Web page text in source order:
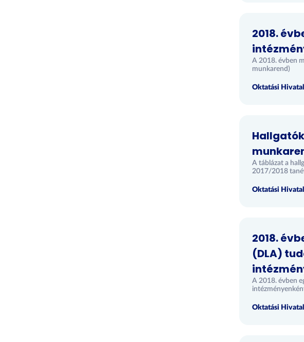
2018.
A 2018. évben
munkarend)
Oktatási Hivatal
A táblázat a
2017/2018
Oktatási Hivatal
2018.
(DLA)
A 2018. évben
Oktatási Hivatal